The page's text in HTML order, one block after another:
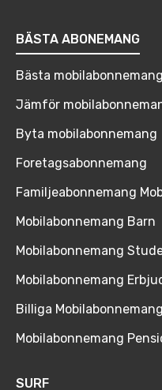
BÄSTA ABONEMANG
Bästa mobilabonnemang
Jämför
Byta mobilabonnemang
Foretagsabonnemang
Familjeabonnemang
Mobilabonnemang Barn
Mobilabonnemang
Mobilabonnemang
Billiga Mobilabonnemang
Mobilabonnemang
SURF